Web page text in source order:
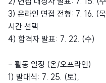
3) 온라인 면접 전형: 7. 16. (
시간 선택
4) 합격자 발표: 7. 22. (수)
- 활동 일정 (온/오프라인)
1) 발대식: 7. 25. (토),